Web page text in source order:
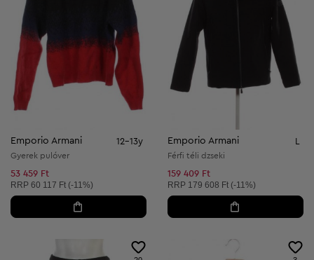
Emporio Armani 12-13y
Gyerek pulóver
53 459 Ft
Ajánlott ár:
RRP 60 117 Ft (-11%)
Emporio Armani L
Férfi téli dzseki
159 409 Ft
Ajánlott ár:
RRP 179 608 Ft (-11%)